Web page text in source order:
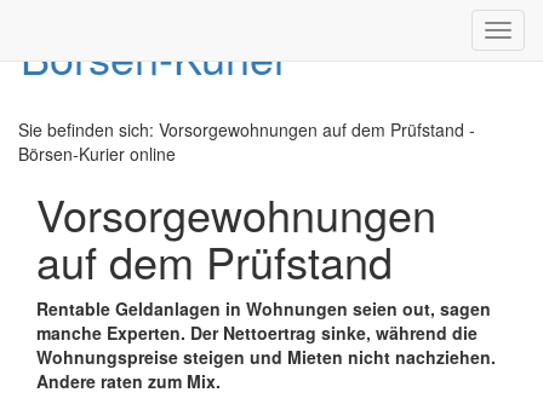
Sie befinden sich: Vorsorgewohnungen auf dem Prüfstand -
Börsen-Kurier online
Vorsorgewohnungen
auf dem Prüfstand
Rentable Geldanlagen in Wohnungen seien out, sagen
manche Experten. Der Nettoertrag sinke, während die
Wohnungspreise steigen und Mieten nicht nachziehen.
Andere raten zum Mix.